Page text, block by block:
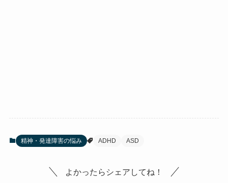
精神・発達障害の悩み ADHD ASD
よかったらシェアしてね！